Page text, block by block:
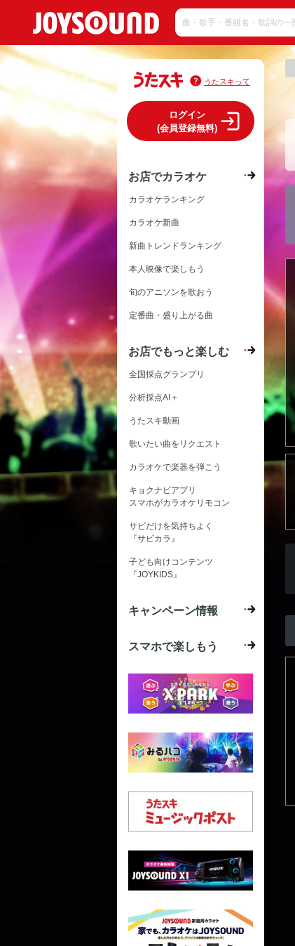
うたスキって
ログイン
(会員登録無料)
お店でカラオケ
カラオケランキング
カラオケ新曲
新曲トレンドランキング
本人映像で楽しもう
旬のアニソンを歌おう
定番曲・盛り上がる曲
お店でもっと楽しむ
全国採点グランプリ
分析採点AI＋
うたスキ動画
歌いたい曲をリクエスト
カラオケで楽器を弾こう
キョクナビアプリ
スマホがカラオケリモコン
サビだけを気持ちよく
『サビカラ』
子ども向けコンテンツ
『JOYKIDS』
キャンペーン情報
スマホで楽しもう